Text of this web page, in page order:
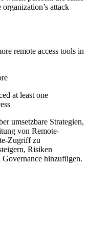
attack
remote access tools in
at least one
umsetzbare Strategien,
von Remote-
Zugriff zu
Risiken
hinzufügen.